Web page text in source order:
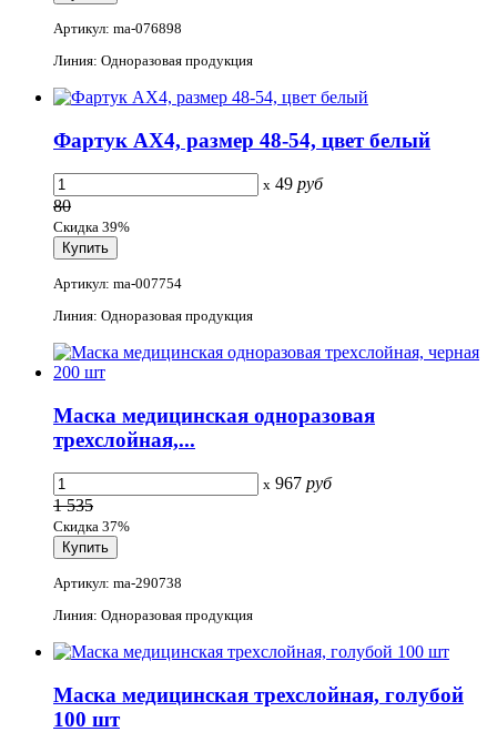
Артикул: ma-076898
Линия: Одноразовая продукция
Фартук АХ4, размер 48-54, цвет белый
x 49 руб
80
Скидка 39%
Артикул: ma-007754
Линия: Одноразовая продукция
Маска медицинская одноразовая
трехслойная,...
x 967 руб
1 535
Скидка 37%
Артикул: ma-290738
Линия: Одноразовая продукция
Маска медицинская трехслойная, голубой
100 шт